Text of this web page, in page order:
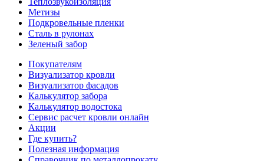
Метизы
Подкровельные пленки
Сталь в рулонах
Зеленый забор
Покупателям
Визуализатор кровли
Визуализатор фасадов
Калькулятор забора
Калькулятор водостока
Сервис расчет кровли онлайн
Акции
Где купить?
Полезная информация